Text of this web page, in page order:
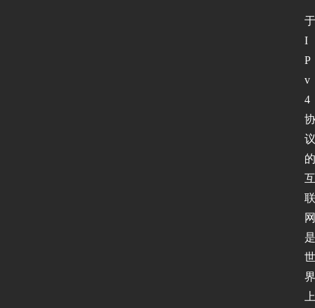
于
I
P
v
4
协
议
的
互
联
网
是
世
界
上